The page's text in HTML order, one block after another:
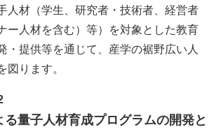
人材（学生、研究者・技術者、経営者
ー人材を含む）等）を対象とした教育
・提供等を通じて、産学の裾野広い人
図ります。
る量子人材育成プログラムの開発と